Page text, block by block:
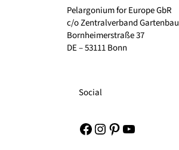
Pelargonium for Europe GbR
c/o Zentralverband Gartenbau
Bornheimerstraße 37
DE – 53111 Bonn
Social
Facebook
Instagram
Pinterest
YouTube